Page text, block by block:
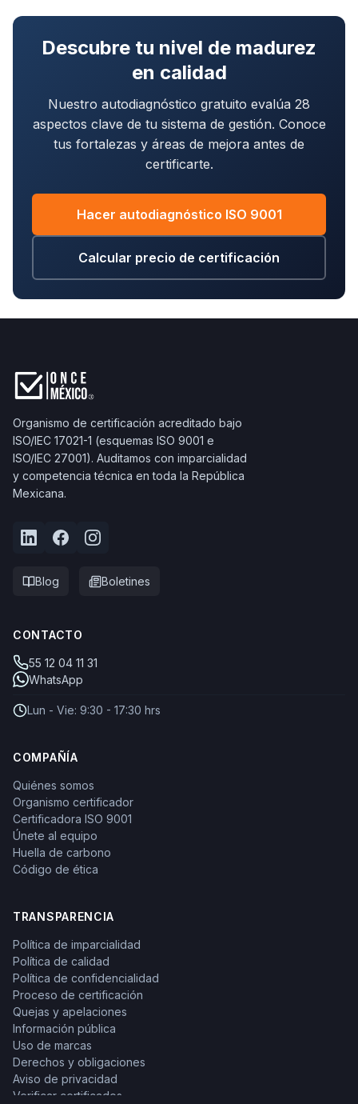
Descubre tu nivel de madurez
en calidad
Nuestro autodiagnóstico gratuito evalúa 28
aspectos clave de tu sistema de gestión. Conoce
tus fortalezas y áreas de mejora antes de
certificarte.
Hacer autodiagnóstico ISO 9001
Calcular precio de certificación
Organismo de certificación acreditado bajo
ISO/IEC 17021-1 (esquemas ISO 9001 e
ISO/IEC 27001). Auditamos con imparcialidad
y competencia técnica en toda la República
Mexicana.
Blog Boletines
CONTACTO
55 12 04 11 31
WhatsApp
Lun - Vie: 9:30 - 17:30 hrs
COMPAÑÍA
Quiénes somos
Organismo certificador
Certificadora ISO 9001
Únete al equipo
Huella de carbono
Código de ética
TRANSPARENCIA
Política de imparcialidad
Política de calidad
Política de confidencialidad
Proceso de certificación
Quejas y apelaciones
Información pública
Uso de marcas
Derechos y obligaciones
Aviso de privacidad
Verificar certificados